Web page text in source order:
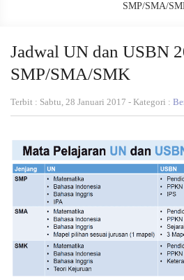
SMP/SMA/
Jadwal UN dan USBN
SMP/SMA/SMK
Terbit : Sabtu, 28 Januari 2017 - Kategori :